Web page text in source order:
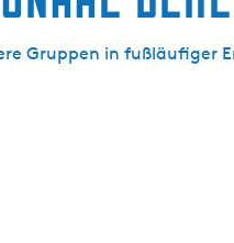
Gruppen in fußläufiger